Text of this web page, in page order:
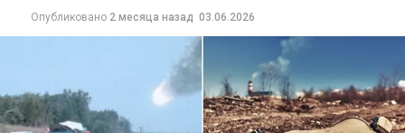
Опубликовано 2 месяца назад 03.06.2026